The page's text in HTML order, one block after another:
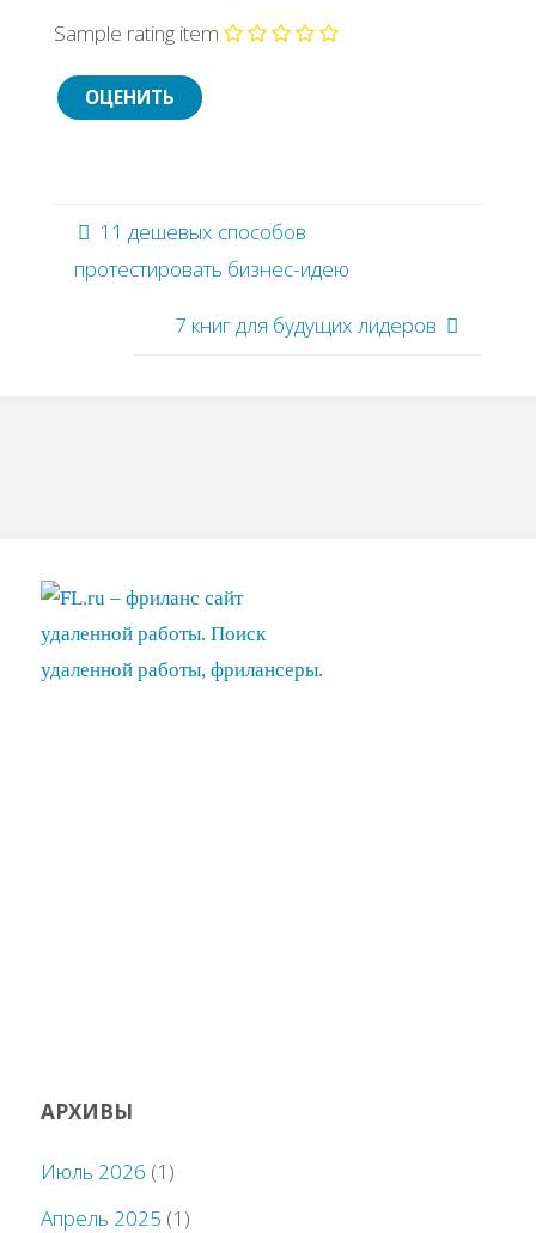
Sample rating item
11 дешевых способов
протестировать бизнес-идею
7 книг для будущих лидеров
АРХИВЫ
Июль 2026 (1)
Апрель 2025 (1)